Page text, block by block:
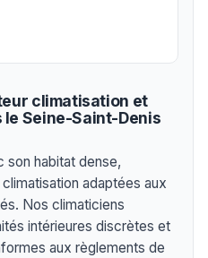
climatisation et
le Seine-Saint-Denis
son habitat dense,
adaptées aux
Nos climaticiens
intérieures discrètes et
aux règlements de